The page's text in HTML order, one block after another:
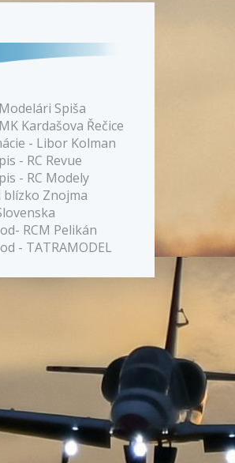
Spiša
Kardašova Řečice
- Libor Kolman
- RC Revue
- RC Modely
Znojma
RCM Pelikán
- TATRAMODEL